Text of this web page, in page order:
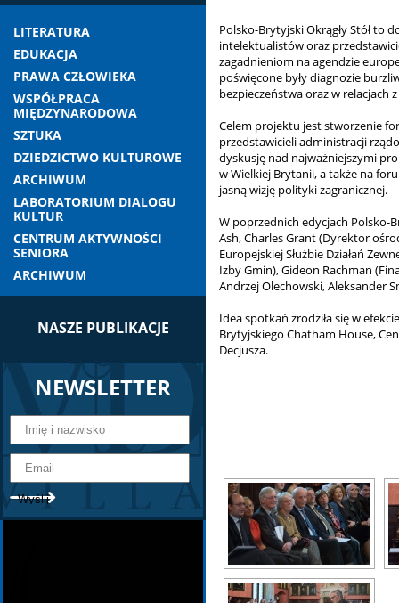
LITERATURA
EDUKACJA
PRAWA CZŁOWIEKA
WSPÓŁPRACA
MIĘDZYNARODOWA
SZTUKA
DZIEDZICTWO KULTUROWE
ARCHIWUM
LABORATORIUM DIALOGU
KULTUR
CENTRUM AKTYWNOŚCI
SENIORA
ARCHIWUM
NASZE PUBLIKACJE
NEWSLETTER
Polsko-Brytyjski Okrągły Stół
intelektualistów oraz
zagadnieniom na agendzie
poświęcone były diagnozie
bezpieczeństwa oraz w relacjach
Celem projektu jest stworzenie
przedstawicieli administracji
dyskusję nad najważniejszymi
w Wielkiej Brytanii, a także na
jasną wizję polityki zagranicznej.
W poprzednich edycjach Polsko-
Ash, Charles Grant (Dyrektor
Europejskiej Służbie Działań
Izby Gmin), Gideon Rachman
Andrzej Olechowski, Aleksander
Idea spotkań zrodziła się w
Brytyjskiego Chatham House,
Decjusza.